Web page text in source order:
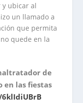
ubicar al
un llamado a
que permita
quede en la
de
en las fiestas